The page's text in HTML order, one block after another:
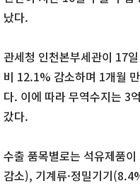
났다.
관세청 인천본부세관이 17
비 12.1% 감소하며 1개월
다. 이에 따라 무역수지는 3
갔다.
수출 품목별로는 석유제품
감소), 기계류·정밀기기